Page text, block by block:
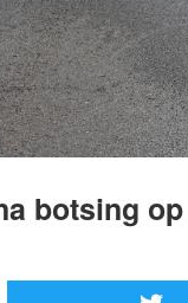
botsing